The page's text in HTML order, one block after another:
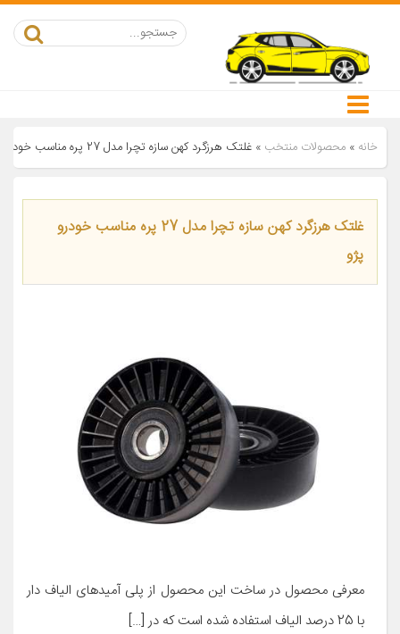
خانه » محصولات منتخب » غلتک هرزگرد کهن سازه تچرا مدل 27 پره مناسب خودرو پژو
غلتک هرزگرد کهن سازه تچرا مدل 27 پره مناسب خودرو
پژو
معرفی محصول در ساخت این محصول از پلی آمیدهای الیاف دار
با 25 درصد الیاف استفاده شده است که در […]